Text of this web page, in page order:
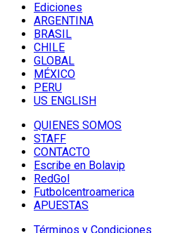
Ediciones
ARGENTINA
BRASIL
CHILE
GLOBAL
MÉXICO
PERU
US ENGLISH
QUIENES SOMOS
STAFF
CONTACTO
Escribe en Bolavip
RedGol
Futbolcentroamerica
APUESTAS
Términos y Condiciones